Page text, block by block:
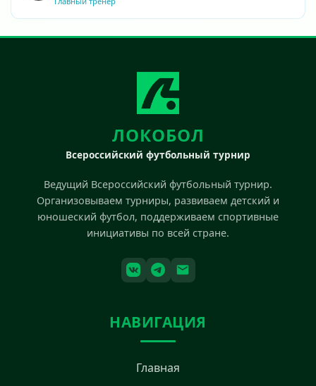
ЛОКОБОЛ
Всероссийский футбольный турнир
Ведущий Всероссийский футбольный турнир.
Организовываем турниры, развиваем детский и
юношеский футбол, поддерживаем спортивные
инициативы по всей стране.
НАВИГАЦИЯ
Главная